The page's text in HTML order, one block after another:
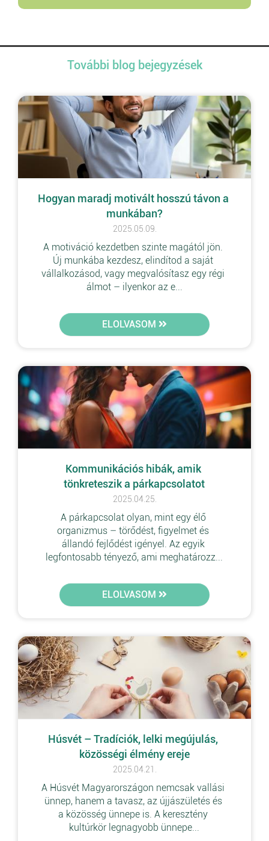
További blog bejegyzések
Hogyan maradj motivált hosszú távon a
munkában?
2025.05.09.
A motiváció kezdetben szinte magától jön.
Új munkába kezdesz, elindítod a saját
vállalkozásod, vagy megvalósítasz egy régi
álmot – ilyenkor az e...
ELOLVASOM
Kommunikációs hibák, amik
tönkreteszik a párkapcsolatot
2025.04.25.
A párkapcsolat olyan, mint egy élő
organizmus – törődést, figyelmet és
állandó fejlődést igényel. Az egyik
legfontosabb tényező, ami meghatározz...
ELOLVASOM
Húsvét – Tradíciók, lelki megújulás,
közösségi élmény ereje
2025.04.21.
A Húsvét Magyarországon nemcsak vallási
ünnep, hanem a tavasz, az újjászületés és
a közösség ünnepe is. A keresztény
kultúrkör legnagyobb ünnepe...